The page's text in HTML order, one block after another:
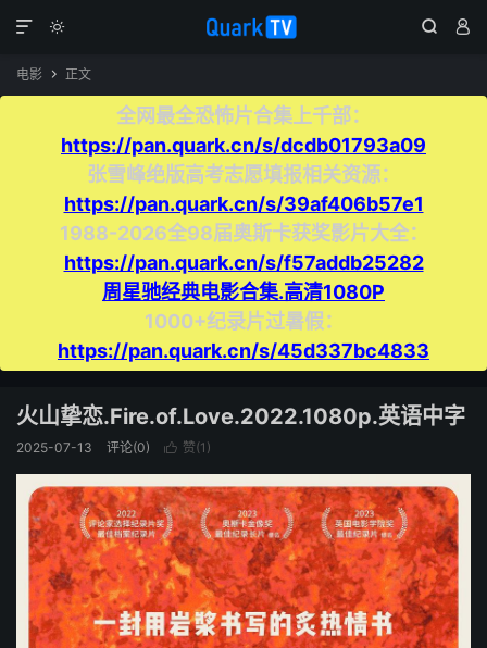
  

电影  正文
全网最全恐怖片合集上千部：
https://pan.quark.cn/s/dcdb01793a09
张雪峰绝版高考志愿填报相关资源：
https://pan.quark.cn/s/39af406b57e1
1988-2026全98届奥斯卡获奖影片大全：
https://pan.quark.cn/s/f57addb25282
周星驰经典电影合集.高清1080P
1000+纪录片过暑假：
https://pan.quark.cn/s/45d337bc4833
火山挚恋.Fire.of.Love.2022.1080p.英语中字
2025-07-13 评论(0)  赞(1 )